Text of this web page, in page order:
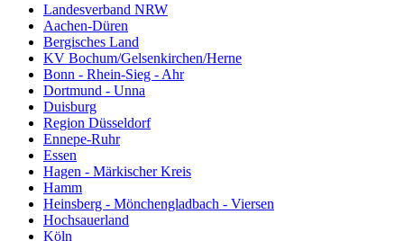
Landesverband NRW
Aachen-Düren
Bergisches Land
KV Bochum/Gelsenkirchen/Herne
Bonn - Rhein-Sieg - Ahr
Dortmund - Unna
Duisburg
Region Düsseldorf
Ennepe-Ruhr
Essen
Hagen - Märkischer Kreis
Hamm
Heinsberg - Mönchengladbach - Viersen
Hochsauerland
Köln